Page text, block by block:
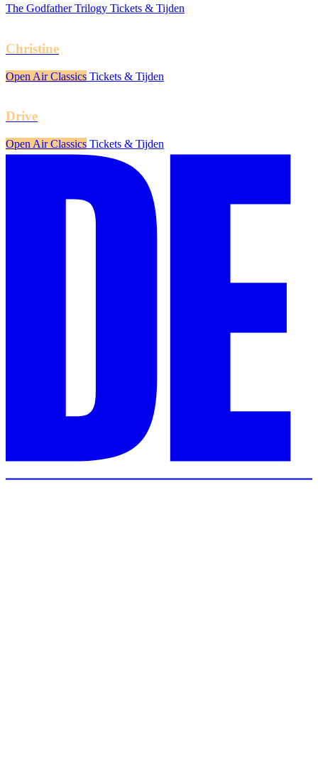
The Godfather Trilogy Tickets & Tijden
Christine
Open Air Classics Tickets & Tijden
Drive
Open Air Classics Tickets & Tijden